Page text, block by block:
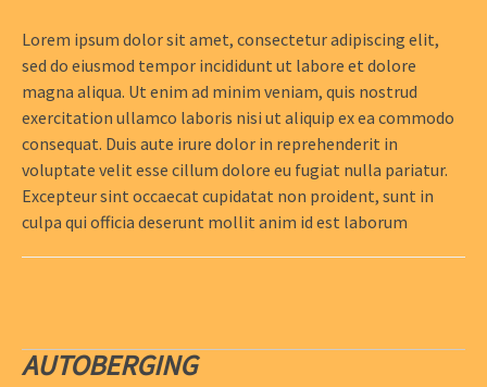
Lorem ipsum dolor sit amet, consectetur adipiscing elit,
sed do eiusmod tempor incididunt ut labore et dolore
magna aliqua. Ut enim ad minim veniam, quis nostrud
exercitation ullamco laboris nisi ut aliquip ex ea commodo
consequat. Duis aute irure dolor in reprehenderit in
voluptate velit esse cillum dolore eu fugiat nulla pariatur.
Excepteur sint occaecat cupidatat non proident, sunt in
culpa qui officia deserunt mollit anim id est laborum
AUTOBERGING